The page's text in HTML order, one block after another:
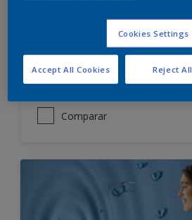
Comparar
Cookies Settings
Reject All
Accept All Cookies